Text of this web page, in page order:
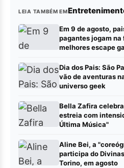
LEIA TAMBÉM EM
Em 9 de agosto,
pagantes jogam na
melhores escape
Dia dos Pais: São
vão de aventuras
universo geek
Bella Zafira
estreia com
Última Música"
Aline Bei, a
participa do
Torino, em agosto